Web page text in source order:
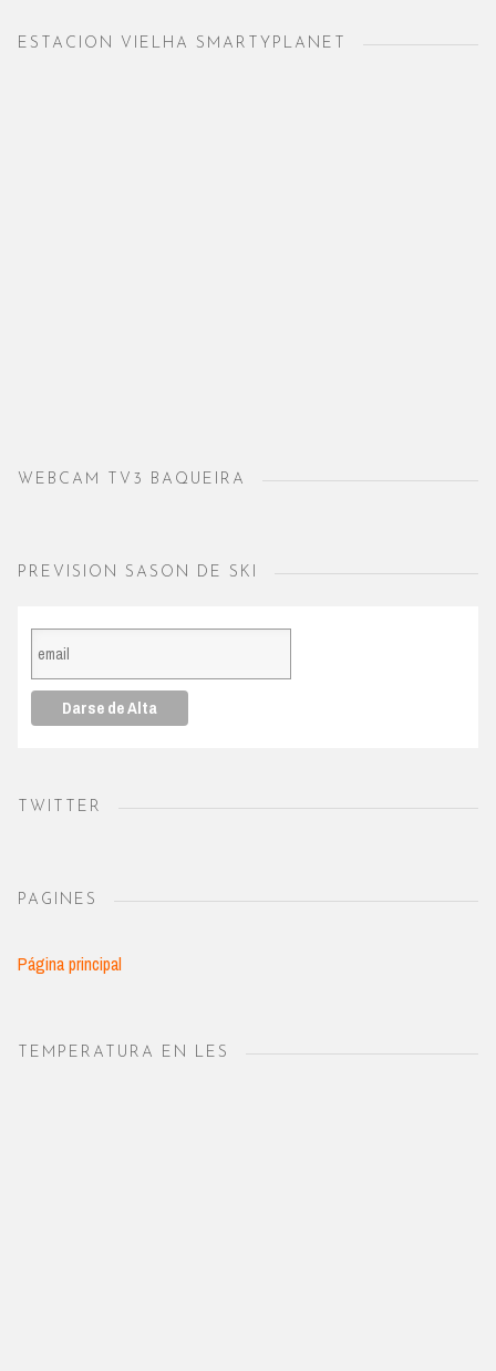
ESTACION VIELHA SMARTYPLANET
WEBCAM TV3 BAQUEIRA
PREVISION SASON DE SKI
TWITTER
PAGINES
Página principal
TEMPERATURA EN LES